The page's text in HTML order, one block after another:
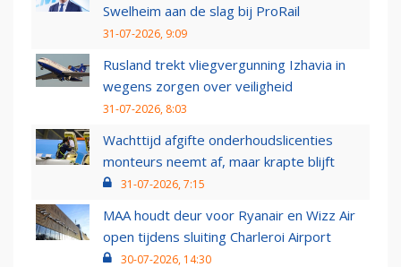
Swelheim aan de slag bij ProRail
31-07-2026, 9:09
Rusland trekt vliegvergunning Izhavia in
wegens zorgen over veiligheid
31-07-2026, 8:03
Wachttijd afgifte onderhoudslicenties
monteurs neemt af, maar krapte blijft
31-07-2026, 7:15
MAA houdt deur voor Ryanair en Wizz Air
open tijdens sluiting Charleroi Airport
30-07-2026, 14:30